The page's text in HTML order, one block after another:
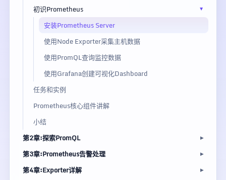
初识Prometheus
安装Prometheus Server
使用Node Exporter采集主机数据
使用PromQL查询监控数据
使用Grafana创建可视化Dashboard
任务和实例
Prometheus核心组件讲解
小结
第2章:探索PromQL
第3章:Prometheus告警处理
第4章:Exporter详解